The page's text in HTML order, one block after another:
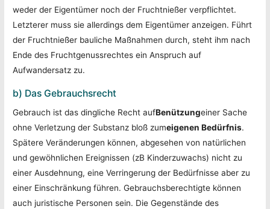
weder der Eigentümer noch der Fruchtnießer verpflichtet.
Letzterer muss sie allerdings dem Eigentümer anzeigen. Führt
der Fruchtnießer bauliche Maßnahmen durch, steht ihm nach
Ende des Fruchtgenussrechtes ein Anspruch auf
Aufwandersatz zu.
b) Das Gebrauchsrecht
Gebrauch ist das dingliche Recht aufBenützungeiner Sache
ohne Verletzung der Substanz bloß zumeigenen Bedürfnis.
Spätere Veränderungen können, abgesehen von natürlichen
und gewöhnlichen Ereignissen (zB Kinderzuwachs) nicht zu
einer Ausdehnung, eine Verringerung der Bedürfnisse aber zu
einer Einschränkung führen. Gebrauchsberechtigte können
auch juristische Personen sein. Die Gegenstände des